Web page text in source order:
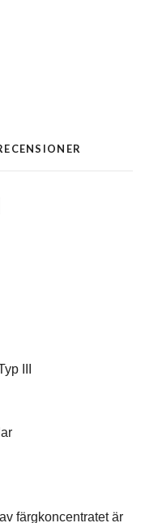
III
färgkoncentratet är